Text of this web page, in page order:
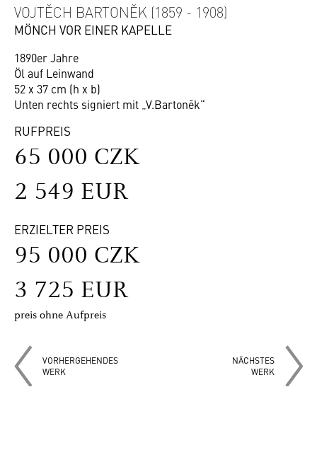
VOJTĚCH BARTONĚK (1859 - 1908)
MÖNCH VOR EINER KAPELLE
1890er Jahre
Öl auf Leinwand
52 x 37 cm (h x b)
Unten rechts signiert mit „V.Bartoněk“
RUFPREIS
65 000 CZK
2 549 EUR
ERZIELTER PREIS
95 000 CZK
3 725 EUR
preis ohne Aufpreis
VORHERGEHENDES
WERK
NÄCHSTES
WERK